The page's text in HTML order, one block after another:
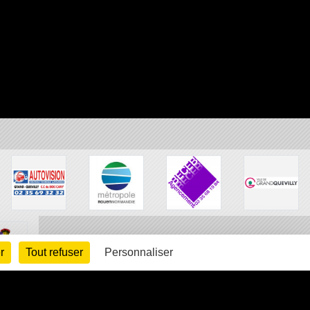
Tout refuser Personnaliser